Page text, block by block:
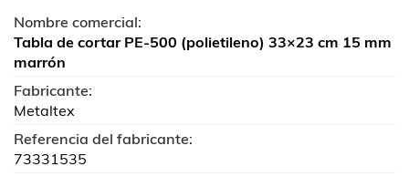
Nombre comercial:
Tabla de cortar PE-500 (polietileno) 33×23 cm 15 mm
marrón
Fabricante:
Metaltex
Referencia del fabricante:
73331535